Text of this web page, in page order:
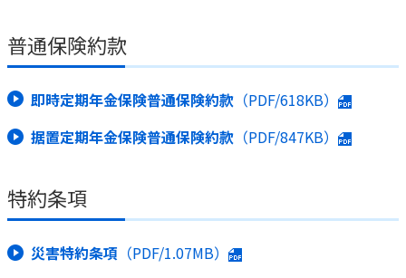
普通保険約款
即時定期年金保険普通保険約款 （PDF/618KB）
据置定期年金保険普通保険約款 （PDF/847KB）
特約条項
災害特約条項 （PDF/1.07MB）